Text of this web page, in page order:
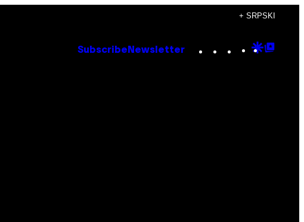
+ SRPSKI
Subscribe Newsletter Instagram
TikTok
YouTube
Google